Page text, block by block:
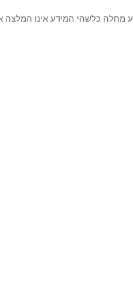
מחלה כלשהי המידע אינו